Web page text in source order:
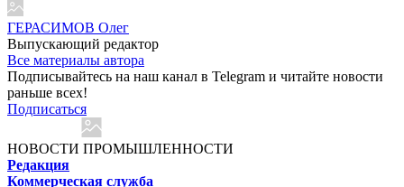
ГЕРАСИМОВ Олег
Выпускающий редактор
Все материалы автора
Подписывайтесь на наш канал в Telegram и читайте новости
раньше всех!
Подписаться
НОВОСТИ ПРОМЫШЛЕННОСТИ
Редакция
Коммерческая служба